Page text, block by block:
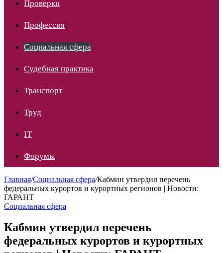
Проверки
Профессия
Социальная сфера
Судебная практика
Транспорт
Труд
IT
Форумы
Главная/Социальная сфера/Кабмин утвердил перечень
федеральных курортов и курортных регионов | Новости:
ГАРАНТ
Социальная сфера
Кабмин утвердил перечень
федеральных курортов и курортных